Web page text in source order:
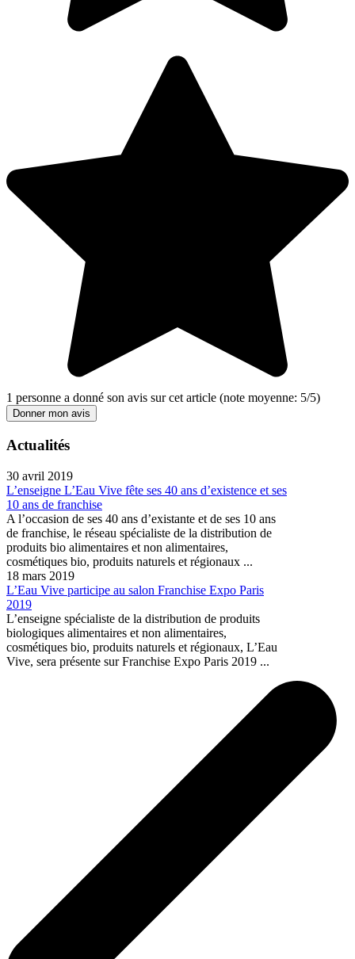
1 personne a donné son avis sur cet article (note moyenne: 5/5)
Donner mon avis
Actualités
30 avril 2019
L’enseigne L’Eau Vive fête ses 40 ans d’existence et ses
10 ans de franchise
A l’occasion de ses 40 ans d’existante et de ses 10 ans
de franchise, le réseau spécialiste de la distribution de
produits bio alimentaires et non alimentaires,
cosmétiques bio, produits naturels et régionaux ...
18 mars 2019
L’Eau Vive participe au salon Franchise Expo Paris
2019
L’enseigne spécialiste de la distribution de produits
biologiques alimentaires et non alimentaires,
cosmétiques bio, produits naturels et régionaux, L’Eau
Vive, sera présente sur Franchise Expo Paris 2019 ...